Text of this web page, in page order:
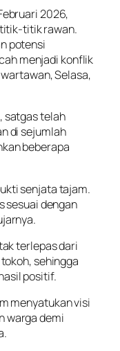
2026,
titik rawan.
potensi
menjadi konflik
Selasa,
satgas telah
di sejumlah
beberapa
senjata tajam.
sesuai dengan
terlepas dari
sehingga
positif.
menyatukan visi
warga demi